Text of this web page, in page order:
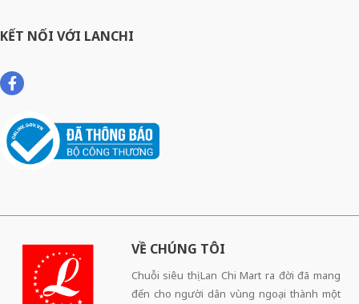
KẾT NỐI VỚI LANCHI
VỀ CHÚNG TÔI
Chuỗi siêu thị Lan Chi Mart ra đời đã mang
đến cho người dân vùng ngoại thành một